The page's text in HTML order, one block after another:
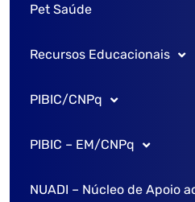
SISU
Transferência
Editais
Pet Saúde
Recursos Educacionais
Formulário de solicitação de
Laboratório de Informática
Laboratório Morfo Funcional
PIBIC/CNPq
Sobre o PIBIC/CNPq
Cronograma
PIBIC – EM/CNPq
Sobre o PIBIC – EM
NUADI – Núcleo de Apoio